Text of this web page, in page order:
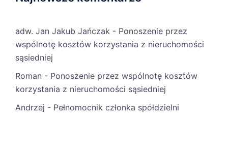
adw. Jan Jakub Jańczak - Ponoszenie przez
wspólnotę kosztów korzystania z nieruchomości
sąsiedniej
Roman - Ponoszenie przez wspólnotę kosztów
korzystania z nieruchomości sąsiedniej
Andrzej - Pełnomocnik członka spółdzielni